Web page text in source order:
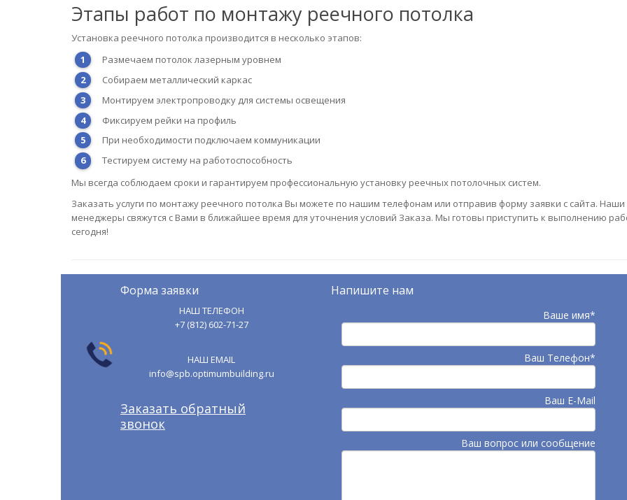
Этапы работ по монтажу реечного потолка
Установка реечного потолка производится в несколько этапов:
Размечаем потолок лазерным уровнем
Собираем металлический каркас
Монтируем электропроводку для системы освещения
Фиксируем рейки на профиль
При необходимости подключаем коммуникации
Тестируем систему на работоспособность
Мы всегда соблюдаем сроки и гарантируем профессиональную установку реечных потолочных систем.
Заказать услуги по монтажу реечного потолка Вы можете по нашим телефонам или отправив форму заявки с сайта. Наши
менеджеры свяжутся с Вами в ближайшее время для уточнения условий Заказа. Мы готовы приступить к выполнению
сегодня!
Форма заявки
НАШ ТЕЛЕФОН
+7 (812) 602-71-27
НАШ EMAIL
info@spb.optimumbuilding.ru
Заказать обратный
звонок
Напишите нам
Ваше имя*
Ваш Телефон*
Ваш E-Mail
Ваш вопрос или сообщение